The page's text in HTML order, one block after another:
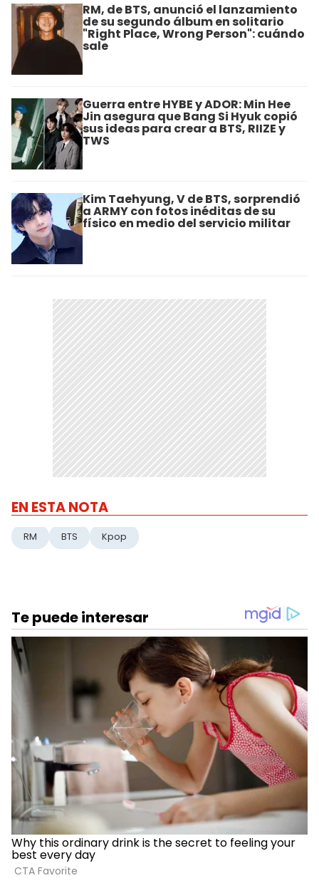
RM, de BTS, anunció el lanzamiento
de su segundo álbum en solitario
"Right Place, Wrong Person": cuándo
sale
Guerra entre HYBE y ADOR: Min Hee
Jin asegura que Bang Si Hyuk copió
sus ideas para crear a BTS, RIIZE y
TWS
Kim Taehyung, V de BTS, sorprendió
a ARMY con fotos inéditas de su
físico en medio del servicio militar
EN ESTA NOTA
RM BTS Kpop